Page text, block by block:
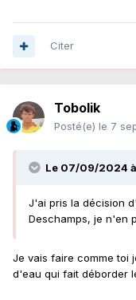
Citer
Tobolik
Posté(e) le 7
Le 07/09/2024
J'ai pris la décision
Deschamps, je n'en
Je vais faire comme toi
d'eau qui fait déborder